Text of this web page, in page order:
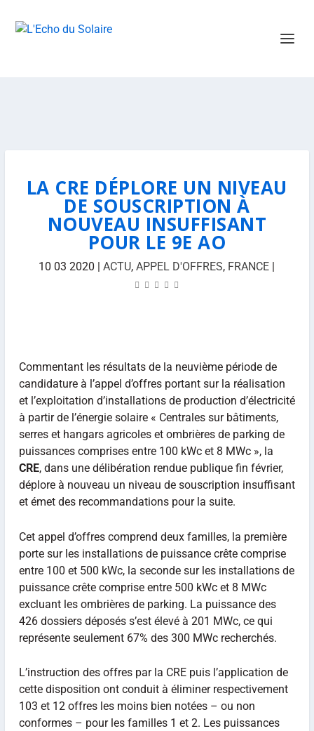
LA CRE DÉPLORE UN NIVEAU
DE SOUSCRIPTION À
NOUVEAU INSUFFISANT
POUR LE 9E AO
10 03 2020 |ACTU,APPEL D'OFFRES, FRANCE |
Commentant les résultats de la neuvième période de
candidature à l’appel d’offres portant sur la réalisation
et l’exploitation d’installations de production d’électricité
à partir de l’énergie solaire « Centrales sur bâtiments,
serres et hangars agricoles et ombrières de parking de
puissances comprises entre 100 kWc et 8 MWc », la
CRE, dans une délibération rendue publique fin février,
déplore à nouveau un niveau de souscription insuffisant
et émet des recommandations pour la suite.
Cet appel d’offres comprend deux familles, la première
porte sur les installations de puissance crête comprise
entre 100 et 500 kWc, la seconde sur les installations de
puissance crête comprise entre 500 kWc et 8 MWc
excluant les ombrières de parking. La puissance des
426 dossiers déposés s’est élevé à 201 MWc, ce qui
représente seulement 67% des 300 MWc recherchés.
L’instruction des offres par la CRE puis l’application de
cette disposition ont conduit à éliminer respectivement
103 et 12 offres les moins bien notées – ou non
conformes – pour les familles 1 et 2. Les puissances